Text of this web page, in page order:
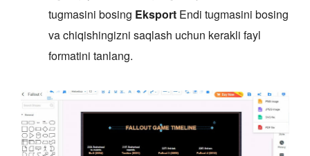
tugmasini bosing Eksport Endi tugmasini bosing
va chiqishingizni saqlash uchun kerakli fayl
formatini tanlang.